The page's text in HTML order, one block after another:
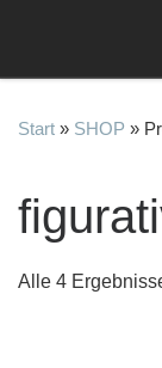
Start » SHOP »
Alle 4